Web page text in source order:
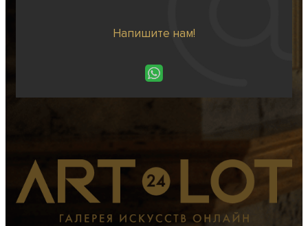
Напишите нам!